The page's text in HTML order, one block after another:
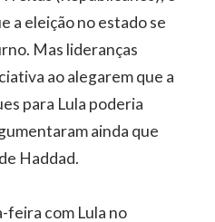
a eleição no estado se
Mas lideranças
ao alegarem que a
para Lula poderia
ainda que
Haddad.
feira com Lula no